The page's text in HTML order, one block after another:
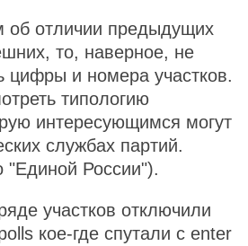
об отличии предыдущих
то, наверное, не
цифры и номера участков.
типологию
интересующимся могут
службах партий.
"Единой России").
участков отключили
кое-где спутали с enter